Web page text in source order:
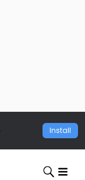
Install